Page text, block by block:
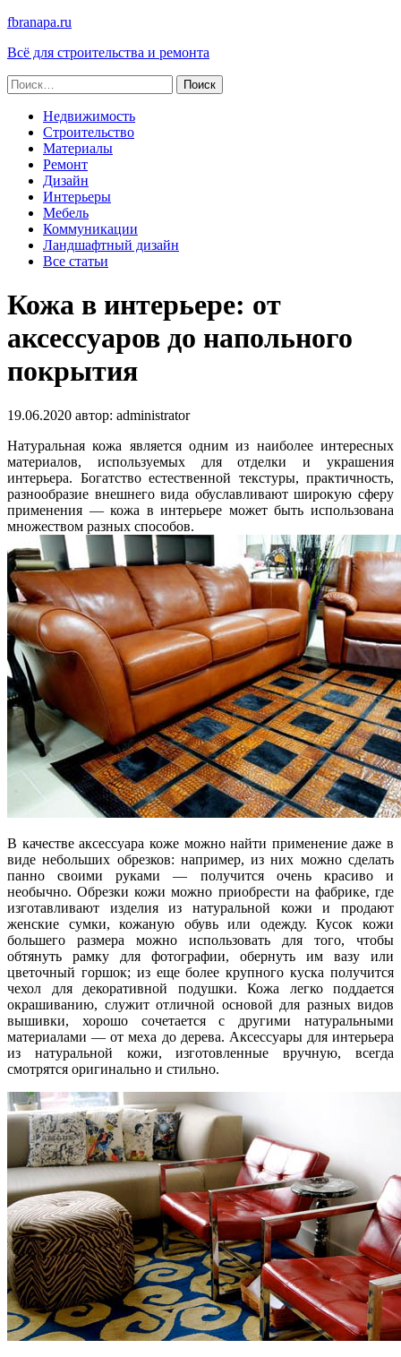
fbranapa.ru
Всё для строительства и ремонта
Найти:
Недвижимость
Строительство
Материалы
Ремонт
Дизайн
Интерьеры
Мебель
Коммуникации
Ландшафтный дизайн
Все статьи
Кожа в интерьере: от
аксессуаров до напольного
покрытия
19.06.2020 автор: administrator
Натуральная кожа является одним из наиболее интересных
материалов, используемых для отделки и украшения
интерьера. Богатство естественной текстуры, практичность,
разнообразие внешнего вида обуславливают широкую сферу
применения — кожа в интерьере может быть использована
множеством разных способов.
В качестве аксессуара коже можно найти применение даже в
виде небольших обрезков: например, из них можно сделать
панно своими руками — получится очень красиво и
необычно. Обрезки кожи можно приобрести на фабрике, где
изготавливают изделия из натуральной кожи и продают
женские сумки, кожаную обувь или одежду. Кусок кожи
большего размера можно использовать для того, чтобы
обтянуть рамку для фотографии, обернуть им вазу или
цветочный горшок; из еще более крупного куска получится
чехол для декоративной подушки. Кожа легко поддается
окрашиванию, служит отличной основой для разных видов
вышивки, хорошо сочетается с другими натуральными
материалами — от меха до дерева. Аксессуары для интерьера
из натуральной кожи, изготовленные вручную, всегда
смотрятся оригинально и стильно.